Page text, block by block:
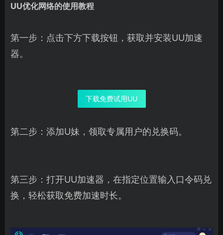
UU优化网络的使用教程
第一步：点击下方下载按钮，获取并安装UU加速
器。
下载免费试用UU
第二步：添加U妹，领取专属用户的兑换码。
第三步：打开UU加速器，在指定位置输入口令码兑
换，轻松获取免费加速时长。